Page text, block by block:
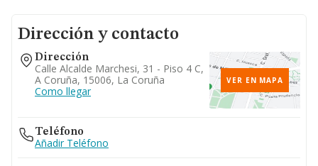
Dirección y contacto
Dirección
Calle Alcalde Marchesi, 31 - Piso 4 C,
A Coruña, 15006, La Coruña
Como llegar
VER EN MAPA
Teléfono
Añadir Teléfono